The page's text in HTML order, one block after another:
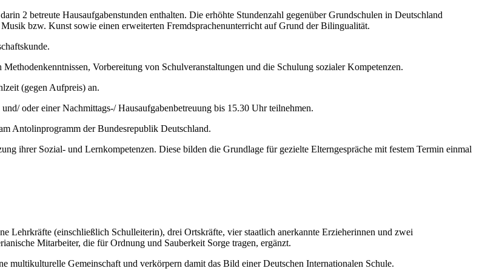
2 betreute Hausaufgabenstunden enthalten. Die erhöhte Stundenzahl gegenüber Grundschulen in Deutschland
bzw. Kunst sowie einen erweiterten Fremdsprachenunterricht auf Grund der Bilingualität.
Vorbereitung von Schulveranstaltungen und die Schulung sozialer Kompetenzen.
(gegen Aufpreis) an.
oder einer Nachmittags-/ Hausaufgabenbetreuung bis 15.30 Uhr teilnehmen.
Antolinprogramm der Bundesrepublik Deutschland.
ihrer Sozial- und Lernkompetenzen. Diese bilden die Grundlage für gezielte Elterngespräche mit festem Termin einmal
Lehrkräfte (einschließlich Schulleiterin), drei Ortskräfte, vier staatlich anerkannte Erzieherinnen und zwei
Mitarbeiter, die für Ordnung und Sauberkeit Sorge tragen, ergänzt.
multikulturelle Gemeinschaft und verkörpern damit das Bild einer Deutschen Internationalen Schule.